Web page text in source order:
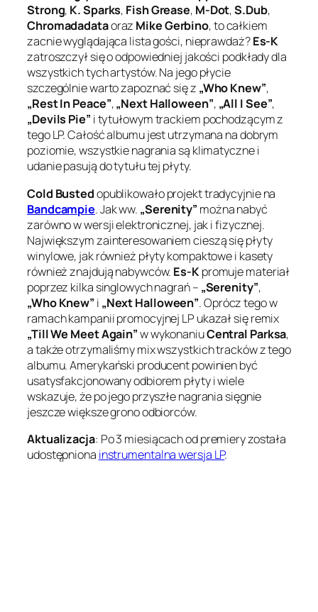
Strong, K. Sparks, Fish Grease, M-Dot,S.Dub,
Chromadadataoraz Mike Gerbino, to całkiem
zacnie wyglądająca lista gości, nieprawdaż?Es-K
zatroszczył się o odpowiedniej jakości podkłady dla
wszystkich tych artystów. Na jego płycie
szczególnie warto zapoznać się z „Who Knew”,
„Rest In Peace”,„Next Halloween”, „All I See”,
„Devils Pie” i tytułowym trackiem pochodzącym z
tego LP. Całość albumu jest utrzymana na dobrym
poziomie, wszystkie nagrania są klimatyczne i
udanie pasują do tytułu tej płyty.
Cold Bustedopublikowało projekt tradycyjnie na
Bandcampie. Jak ww. „Serenity” można nabyć
zarówno w wersji elektronicznej, jak i fizycznej.
Największym zainteresowaniem cieszą się płyty
winylowe, jak również płyty kompaktowe i kasety
również znajdują nabywców. Es-Kpromuje materiał
poprzez kilka singlowych nagrań – „Serenity”,
„Who Knew” i „Next Halloween”. Oprócz tego w
ramach kampanii promocyjnej LP ukazał się remix
„Till We Meet Again”w wykonaniuCentral Parksa,
a także otrzymaliśmy mix wszystkich tracków z tego
albumu. Amerykański producent powinien być
usatysfakcjonowany odbiorem płyty i wiele
wskazuje, że po jego przyszłe nagrania sięgnie
jeszcze większe grono odbiorców.
Aktualizacja: Po 3 miesiącach od premiery została
udostępniona instrumentalna wersja LP.